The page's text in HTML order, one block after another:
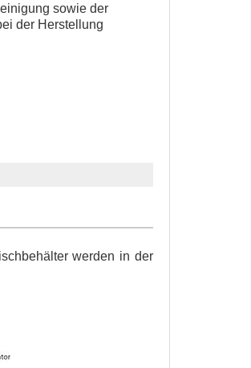
sowie der
der Herstellung
werden in der